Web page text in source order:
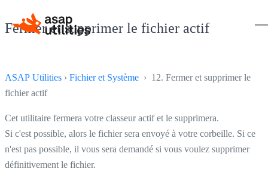
Fermer et supprimer le fichier actif
ASAP Utilities › Fichier et Système › 12. Fermer et supprimer le
fichier actif
Cet utilitaire fermera votre classeur actif et le supprimera.
Si c'est possible, alors le fichier sera envoyé à votre corbeille. Si ce
n'est pas possible, il vous sera demandé si vous voulez supprimer
définitivement le fichier.